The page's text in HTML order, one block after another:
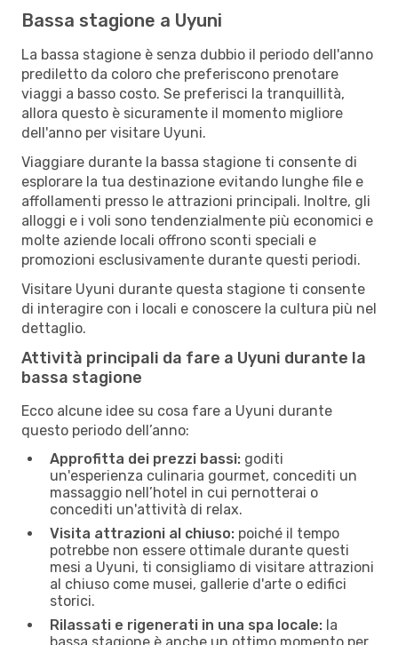
Bassa stagione a Uyuni
La bassa stagione è senza dubbio il periodo dell'anno
prediletto da coloro che preferiscono prenotare
viaggi a basso costo. Se preferisci la tranquillità,
allora questo è sicuramente il momento migliore
dell'anno per visitare Uyuni.
Viaggiare durante la bassa stagione ti consente di
esplorare la tua destinazione evitando lunghe file e
affollamenti presso le attrazioni principali. Inoltre, gli
alloggi e i voli sono tendenzialmente più economici e
molte aziende locali offrono sconti speciali e
promozioni esclusivamente durante questi periodi.
Visitare Uyuni durante questa stagione ti consente
di interagire con i locali e conoscere la cultura più nel
dettaglio.
Attività principali da fare a Uyuni durante la
bassa stagione
Ecco alcune idee su cosa fare a Uyuni durante
questo periodo dell’anno:
Approfitta dei prezzi bassi: goditi
un'esperienza culinaria gourmet, concediti un
massaggio nell’hotel in cui pernotterai o
concediti un'attività di relax.
Visita attrazioni al chiuso: poiché il tempo
potrebbe non essere ottimale durante questi
mesi a Uyuni, ti consigliamo di visitare attrazioni
al chiuso come musei, gallerie d'arte o edifici
storici.
Rilassati e rigenerati in una spa locale: la